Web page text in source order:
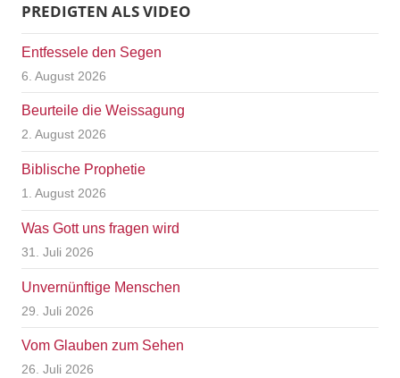
PREDIGTEN ALS VIDEO
Entfessele den Segen
6. August 2026
Beurteile die Weissagung
2. August 2026
Biblische Prophetie
1. August 2026
Was Gott uns fragen wird
31. Juli 2026
Unvernünftige Menschen
29. Juli 2026
Vom Glauben zum Sehen
26. Juli 2026